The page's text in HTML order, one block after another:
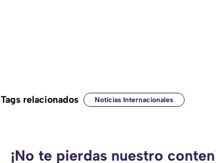
Tags relacionados Noticias Internacionales
¡No te pierdas nuestro